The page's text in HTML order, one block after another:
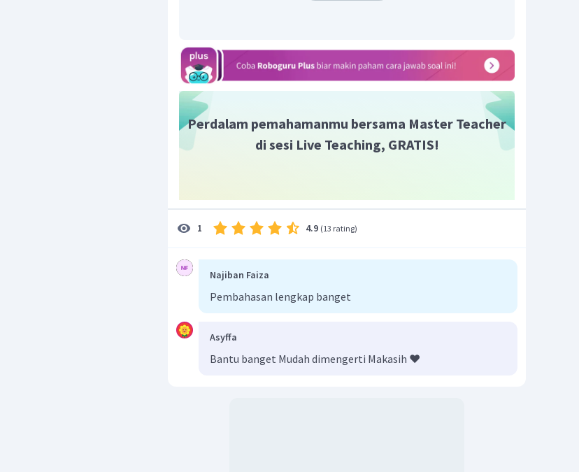
Jadi senyawa yang dapat bereaksi dengan logam natrium
(Na) adalah alkohol, sehingga cairan dengan rumus molekul
C2H6Otersebut memiliki strukturCH3 −CH2 −OH
(etanol).
Perdalam pemahamanmu bersama Master Teacher
di sesi Live Teaching, GRATIS!
1 4.9 (13 rating)
Najiban Faiza
Pembahasan lengkap banget
Asyffa
Bantu banget Mudah dimengerti Makasih ❤️